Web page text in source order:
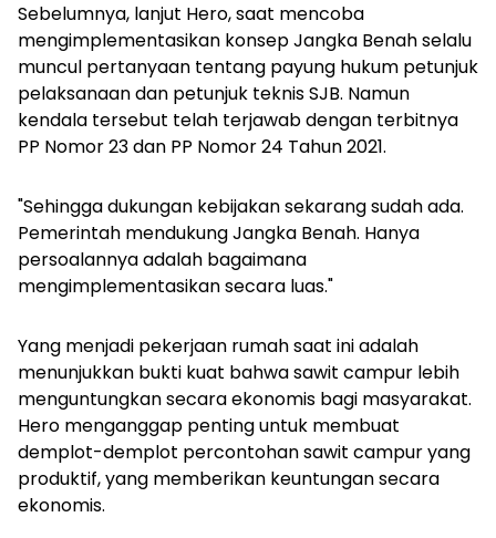
Sebelumnya, lanjut Hero, saat mencoba
mengimplementasikan konsep Jangka Benah selalu
muncul pertanyaan tentang payung hukum petunjuk
pelaksanaan dan petunjuk teknis SJB. Namun
kendala tersebut telah terjawab dengan terbitnya
PP Nomor 23 dan PP Nomor 24 Tahun 2021.
"Sehingga dukungan kebijakan sekarang sudah ada.
Pemerintah mendukung Jangka Benah. Hanya
persoalannya adalah bagaimana
mengimplementasikan secara luas."
Yang menjadi pekerjaan rumah saat ini adalah
menunjukkan bukti kuat bahwa sawit campur lebih
menguntungkan secara ekonomis bagi masyarakat.
Hero menganggap penting untuk membuat
demplot-demplot percontohan sawit campur yang
produktif, yang memberikan keuntungan secara
ekonomis.